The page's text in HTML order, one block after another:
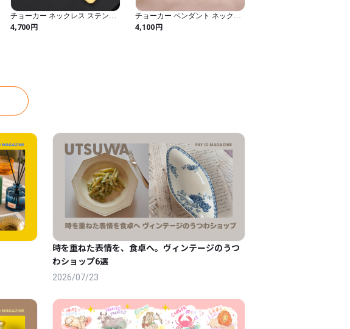
チョーカー ネックレス ステンレ
ス ビンテージ チェーン レディー
ス 女性 新しい ミニマリスト スチ
4,700円
チョーカー ペンダント ネックレ
ス ステンレス チェーン サクラ 月
星 レディース スチール 繊細 ヘキ
4,100円
時を重ねた表情を、食卓へ。ヴィンテージのうつ
わショップ6選
2026/07/23